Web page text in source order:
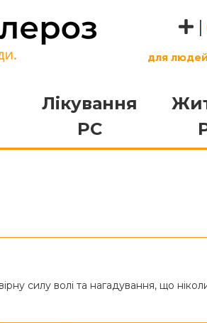
|
для
Лікування
РС
силу волі та нагадування, що